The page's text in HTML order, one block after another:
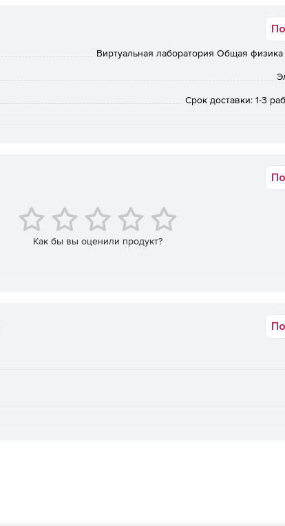
Виртуальная лаборатория Общая физика
Срок доставки: 1-3
Как бы вы оценили продукт?